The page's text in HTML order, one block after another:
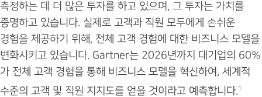
측정하는 데 더 많은 투자를 하고 있으며, 그 투자는 가치를
증명하고 있습니다. 실제로 고객과 직원 모두에게 손쉬운
경험을 제공하기 위해, 전체 고객 경험에 대한 비즈니스 모델을
변화시키고 있습니다. Gartner는 2026년까지 대기업의 60%
가 전체 고객 경험을 통해 비즈니스 모델을 혁신하여, 세계적
수준의 고객 및 직원 지지도를 얻을 것이라고 예측합니다. 1